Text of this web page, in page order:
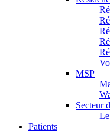
MSP
Secteur
Patients